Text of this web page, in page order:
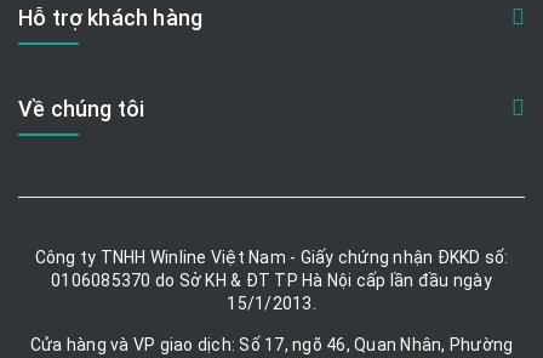
Hỗ trợ khách hàng
Về chúng tôi
Công ty TNHH Winline Việt Nam - Giấy chứng nhận ĐKKD số:
0106085370 do Sở KH & ĐT TP Hà Nội cấp lần đầu ngày
15/1/2013.
Cửa hàng và VP giao dịch: Số 17, ngõ 46, Quan Nhân, Phường